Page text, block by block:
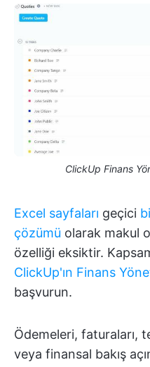
ClickUp Finans
Excel sayfaları geçici
çözümü olarak makul
özelliği eksiktir.
ClickUp'ın Finans
başvurun.
Ödemeleri, faturaları,
veya finansal bakış